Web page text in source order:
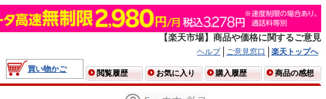
【楽天市場】商品や価格に関するご意見
ヘルプ ご意見窓口
楽天トップへ
買い物かご
閲覧履歴 お気に入り 購入履歴 商品の感想